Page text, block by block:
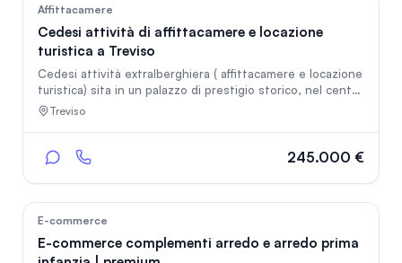
Affittacamere
Cedesi attività di affittacamere e locazione
turistica a Treviso
Cedesi attività extralberghiera ( affittacamere e locazione
turistica) sita in un palazzo di prestigio storico, nel centro
di Treviso. L’attività consta di 6 camere e 1 appartamento
Treviso
245.000 €
E-commerce
E-commerce complementi arredo e arredo prima